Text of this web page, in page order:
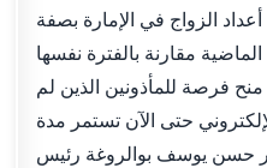
الزواج في الإمارة بصفة
مقارنة بالفترة نفسها
فرصة للمأذونين الذين لم
حتى الآن تستمر مدة
حسن يوسف بوالروغة رئيس